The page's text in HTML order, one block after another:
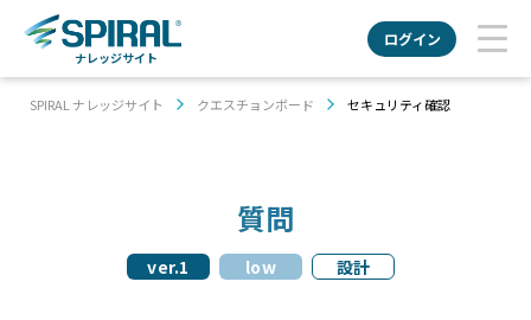
ナレッジサイト
ログイン
SPIRAL ナレッジサイト クエスチョンボード セキュリティ確認
質問
ver.1 low 設計